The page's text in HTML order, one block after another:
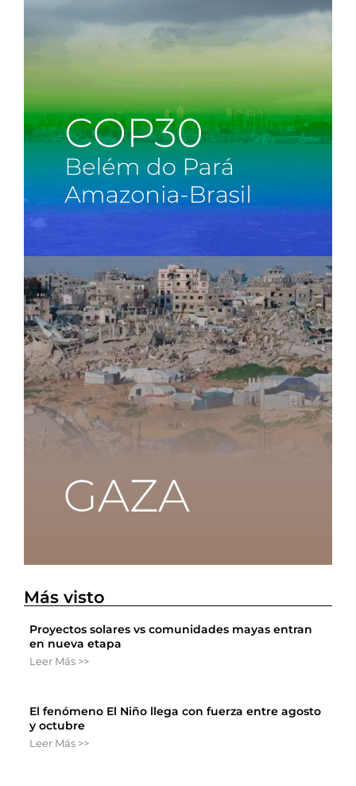
Más visto
Proyectos solares vs comunidades mayas entran
en nueva etapa
Leer Más >>
El fenómeno El Niño llega con fuerza entre agosto
y octubre
Leer Más >>